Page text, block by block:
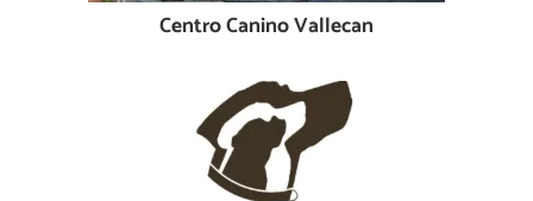
Centro Canino Vallecan